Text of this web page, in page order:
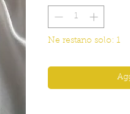
Ne restano solo: 1